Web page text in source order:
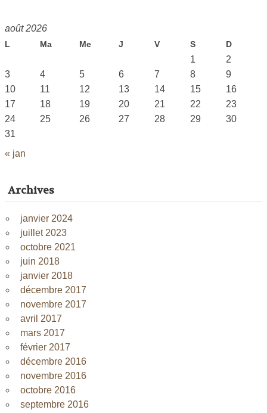
août 2026
L Ma Me J V S D
« jan
1
2
3
4 5 6 7 8
9
10
11 12 13 14 15
16
17
18 19 20 21 22
23
24
25 26 27 28 29
30
31
Archives
janvier 2024
juillet 2023
octobre 2021
juin 2018
janvier 2018
décembre 2017
novembre 2017
avril 2017
mars 2017
février 2017
décembre 2016
novembre 2016
octobre 2016
septembre 2016